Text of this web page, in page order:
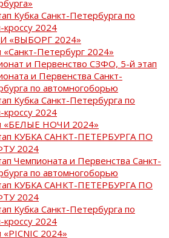
Кубка Санкт-Петербурга по
кроссу 2024
«ВЫБОРГ 2024»
«Санкт-Петербург 2024»
и Первенство СЗФО, 5-й этап
и Первенства Санкт-
по автомногоборью
Кубка Санкт-Петербурга по
кроссу 2024
«БЕЛЫЕ НОЧИ 2024»
КУБКА САНКТ-ПЕТЕРБУРГА ПО
2024
Чемпионата и Первенства Санкт-
по автомногоборью
КУБКА САНКТ-ПЕТЕРБУРГА ПО
2024
Кубка Санкт-Петербурга по
кроссу 2024
«PICNIC 2024»